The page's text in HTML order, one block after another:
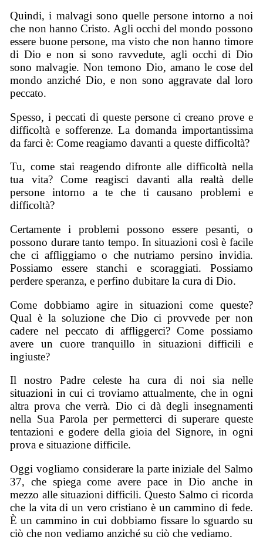
Quindi, i malvagi sono quelle persone intorno a noi
che non hanno Cristo. Agli occhi del mondo possono
essere buone persone, ma visto che non hanno timore
di Dio e non si sono ravvedute, agli occhi di Dio
sono malvagie. Non temono Dio, amano le cose del
mondo anziché Dio, e non sono aggravate dal loro
peccato.
Spesso, i peccati di queste persone ci creano prove e
difficoltà e sofferenze. La domanda importantissima
da farci è: Come reagiamo davanti a queste difficoltà?
Tu, come stai reagendo difronte alle difficoltà nella
tua vita? Come reagisci davanti alla realtà delle
persone intorno a te che ti causano problemi e
difficoltà?
Certamente i problemi possono essere pesanti, o
possono durare tanto tempo. In situazioni così è facile
che ci affliggiamo o che nutriamo persino invidia.
Possiamo essere stanchi e scoraggiati. Possiamo
perdere speranza, e perfino dubitare la cura di Dio.
Come dobbiamo agire in situazioni come queste?
Qual è la soluzione che Dio ci provvede per non
cadere nel peccato di affliggerci? Come possiamo
avere un cuore tranquillo in situazioni difficili e
ingiuste?
Il nostro Padre celeste ha cura di noi sia nelle
situazioni in cui ci troviamo attualmente, che in ogni
altra prova che verrà. Dio ci dà degli insegnamenti
nella Sua Parola per permetterci di superare queste
tentazioni e godere della gioia del Signore, in ogni
prova e situazione difficile.
Oggi vogliamo considerare la parte iniziale del Salmo
37, che spiega come avere pace in Dio anche in
mezzo alle situazioni difficili. Questo Salmo ci ricorda
che la vita di un vero cristiano è un cammino di fede.
È un cammino in cui dobbiamo fissare lo sguardo su
ciò che non vediamo anziché su ciò che vediamo.